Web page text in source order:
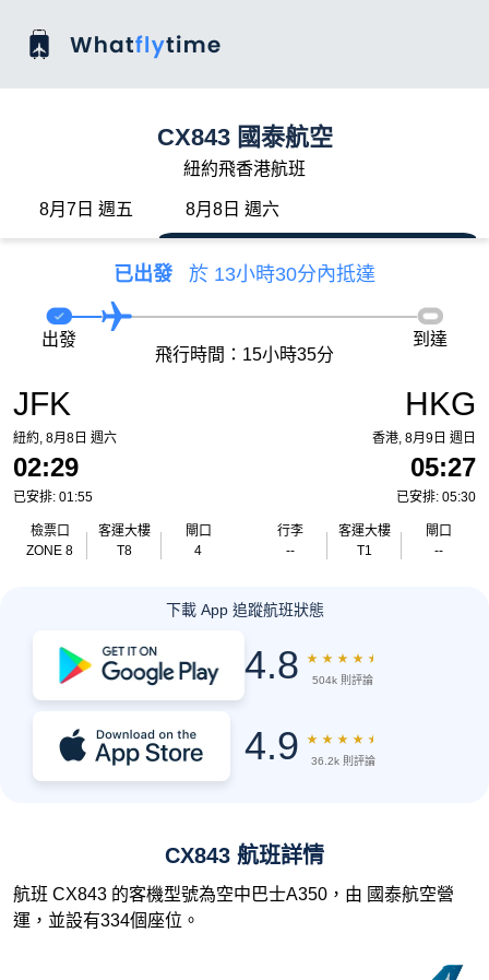
CX843 國泰航空
紐約飛香港航班
8月7日 週五 8月8日 週六
已出發 於 13小時30分內抵達
JFK
紐約, 8月8日 週六
02:29
已安排: 01:55
檢票口
ZONE 8
客運大樓
T8
閘口
4
出發
飛行時間：15小時35分
到達
HKG
香港, 8月9日 週日
05:27
已安排: 05:30
行李
--
客運大樓
T1
閘口
--
下載 App 追蹤航班狀態
4.8 ★ ★ ★ ★ ★
504k 則評論
4.9 ★ ★ ★ ★ ★
36.2k 則評論
CX843 航班詳情
航班 CX843 的客機型號為空中巴士A350，由 國泰航空營
運，並設有334個座位。